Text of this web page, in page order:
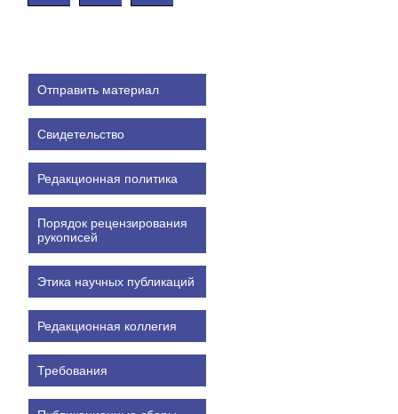
Отправить материал
Свидетельство
Редакционная политика
Порядок рецензирования
рукописей
Этика научных публикаций
Редакционная коллегия
Требования